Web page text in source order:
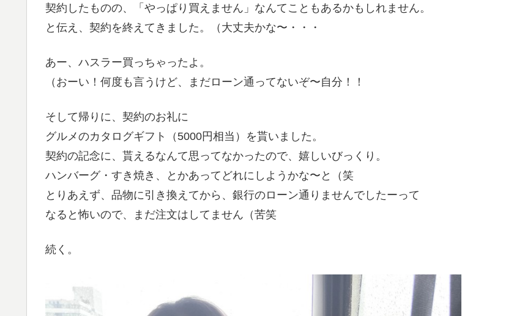
契約したものの、「やっぱり買えません」なんてこともあるかもしれません。
と伝え、契約を終えてきました。（大丈夫かな〜・・・
あー、ハスラー買っちゃったよ。
（おーい！何度も言うけど、まだローン通ってないぞ〜自分！！
そして帰りに、契約のお礼に
グルメのカタログギフト（5000円相当）を貰いました。
契約の記念に、貰えるなんて思ってなかったので、嬉しいびっくり。
ハンバーグ・すき焼き、とかあってどれにしようかな〜と（笑
とりあえず、品物に引き換えてから、銀行のローン通りませんでしたーって
なると怖いので、まだ注文はしてません（苦笑
続く。